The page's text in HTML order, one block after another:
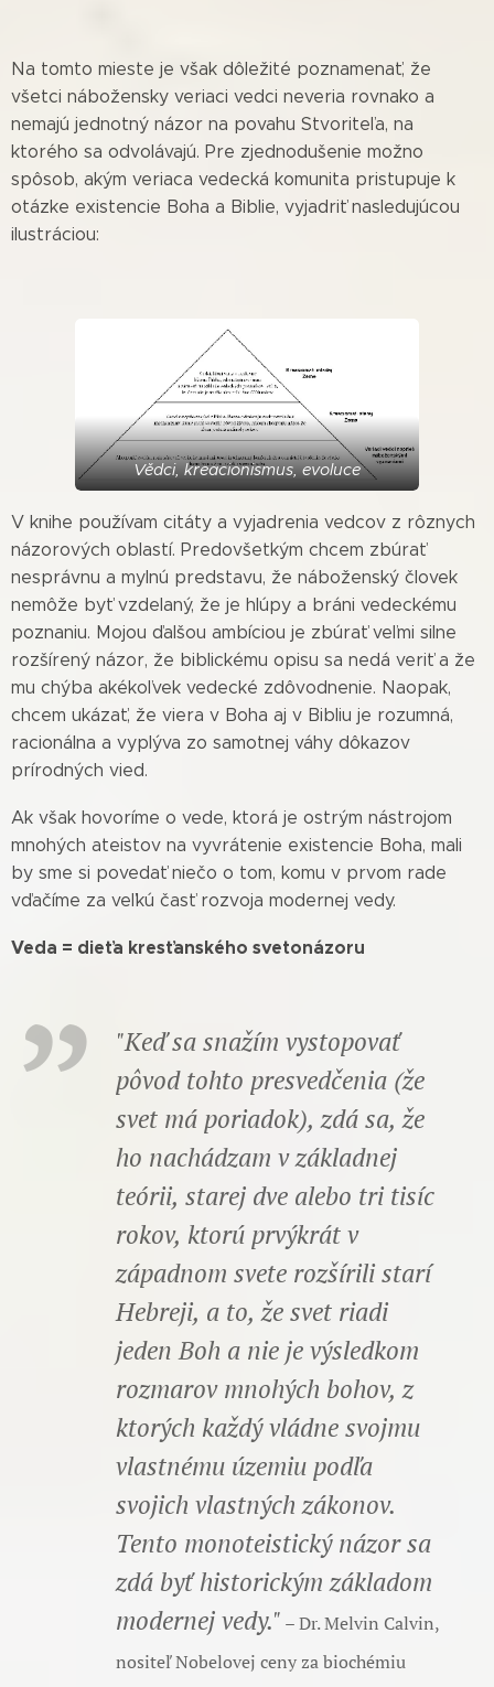
Na tomto mieste je však dôležité poznamenať, že
všetci nábožensky veriaci vedci neveria rovnako a
nemajú jednotný názor na povahu Stvoriteľa, na
ktorého sa odvolávajú. Pre zjednodušenie možno
spôsob, akým veriaca vedecká komunita pristupuje k
otázke existencie Boha a Biblie, vyjadriť nasledujúcou
ilustráciou:
Vědci, kreacionismus, evoluce
V knihe používam citáty a vyjadrenia vedcov z rôznych
názorových oblastí. Predovšetkým chcem zbúrať
nesprávnu a mylnú predstavu, že náboženský človek
nemôže byť vzdelaný, že je hlúpy a bráni vedeckému
poznaniu. Mojou ďalšou ambíciou je zbúrať veľmi silne
rozšírený názor, že biblickému opisu sa nedá veriť a že
mu chýba akékoľvek vedecké zdôvodnenie. Naopak,
chcem ukázať, že viera v Boha aj v Bibliu je rozumná,
racionálna a vyplýva zo samotnej váhy dôkazov
prírodných vied.
Ak však hovoríme o vede, ktorá je ostrým nástrojom
mnohých ateistov na vyvrátenie existencie Boha, mali
by sme si povedať niečo o tom, komu v prvom rade
vďačíme za veľkú časť rozvoja modernej vedy.
Veda = dieťa kresťanského svetonázoru
"Keď sa snažím vystopovať
pôvod tohto presvedčenia (že
svet má poriadok), zdá sa, že
ho nachádzam v základnej
teórii, starej dve alebo tri tisíc
rokov, ktorú prvýkrát v
západnom svete rozšírili starí
Hebreji, a to, že svet riadi
jeden Boh a nie je výsledkom
rozmarov mnohých bohov, z
ktorých každý vládne svojmu
vlastnému územiu podľa
svojich vlastných zákonov.
Tento monoteistický názor sa
zdá byť historickým základom
modernej vedy." – Dr. Melvin Calvin,
nositeľ Nobelovej ceny za biochémiu